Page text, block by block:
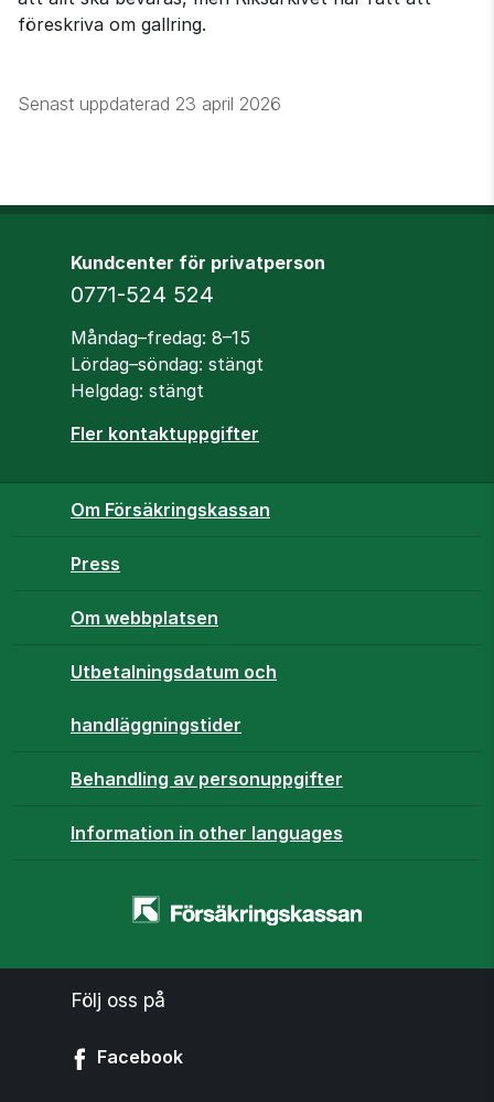
föreskriva om gallring.
Senast uppdaterad 23 april 2026
Kundcenter för privatperson
Telefon
0771-524 524
Öppettider
Måndag–fredag: 8–15
Lördag–söndag: stängt
Helgdag: stängt
Fler kontaktuppgifter
Om Försäkringskassan
Press
Om webbplatsen
Utbetalningsdatum och
handläggningstider
Behandling av personuppgifter
Information in other languages
Startsidan
Följ oss på
Facebook